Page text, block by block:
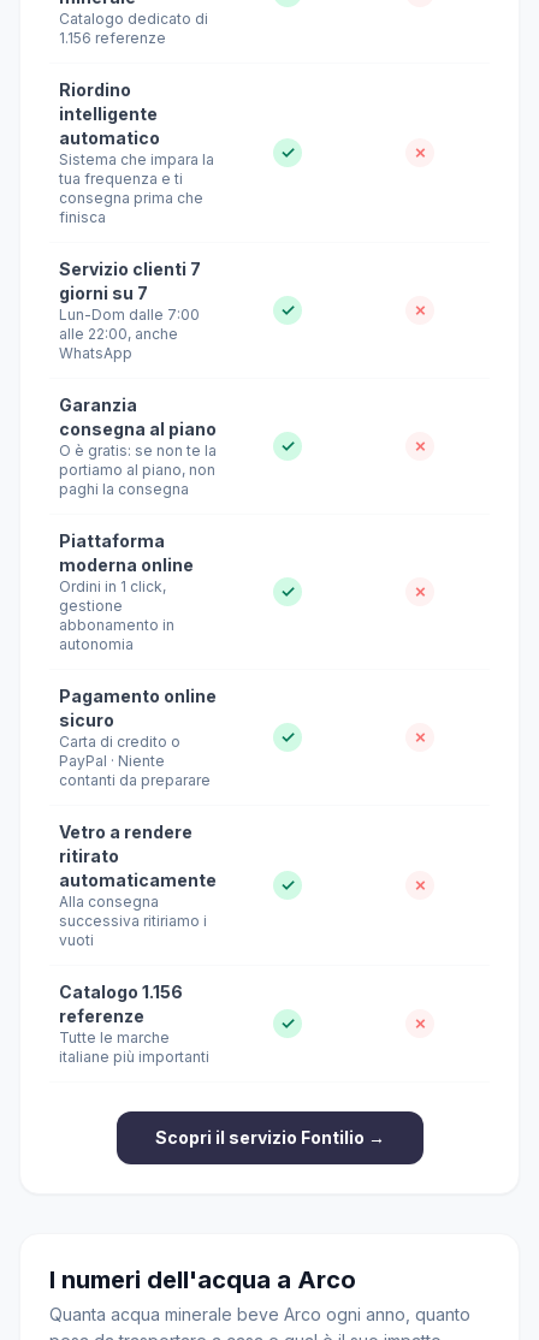
Catalogo dedicato di
1.156 referenze
Riordino
intelligente
automatico
Sistema che impara la
tua frequenza e ti
consegna prima che
finisca
✓ ✗
Servizio clienti 7
giorni su 7
Lun-Dom dalle 7:00
alle 22:00, anche
WhatsApp
✓ ✗
Garanzia
consegna al piano
O è gratis: se non te la
portiamo al piano, non
paghi la consegna
✓ ✗
Piattaforma
moderna online
Ordini in 1 click,
gestione
abbonamento in
autonomia
✓ ✗
Pagamento online
sicuro
Carta di credito o
PayPal · Niente
contanti da preparare
✓ ✗
Vetro a rendere
ritirato
automaticamente
Alla consegna
successiva ritiriamo i
vuoti
✓ ✗
Catalogo 1.156
referenze
Tutte le marche
italiane più importanti
✓ ✗
Scopri il servizio Fontilio →
I numeri dell'acqua a Arco
Quanta acqua minerale beve Arco ogni anno, quanto